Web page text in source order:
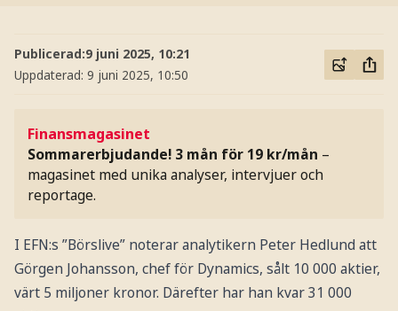
Publicerad:9 juni 2025, 10:21
Uppdaterad: 9 juni 2025, 10:50
Finansmagasinet
Sommarerbjudande! 3 mån för 19 kr/mån –
magasinet med unika analyser, intervjuer och
reportage.
I EFN:s ”Börslive” noterar analytikern Peter Hedlund att
Görgen Johansson, chef för Dynamics, sålt 10 000 aktier,
värt 5 miljoner kronor. Därefter har han kvar 31 000